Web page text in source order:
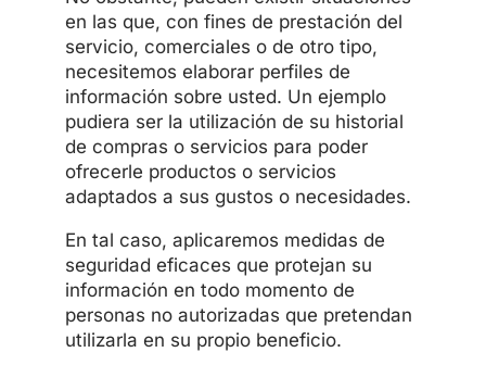
en las que, con fines de prestación del
servicio, comerciales o de otro tipo,
necesitemos elaborar perfiles de
información sobre usted. Un ejemplo
pudiera ser la utilización de su historial
de compras o servicios para poder
ofrecerle productos o servicios
adaptados a sus gustos o necesidades.
En tal caso, aplicaremos medidas de
seguridad eficaces que protejan su
información en todo momento de
personas no autorizadas que pretendan
utilizarla en su propio beneficio.